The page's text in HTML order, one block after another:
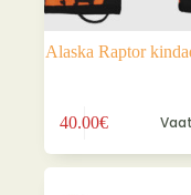
Alaska Raptor
40.00€
tootel
mitu